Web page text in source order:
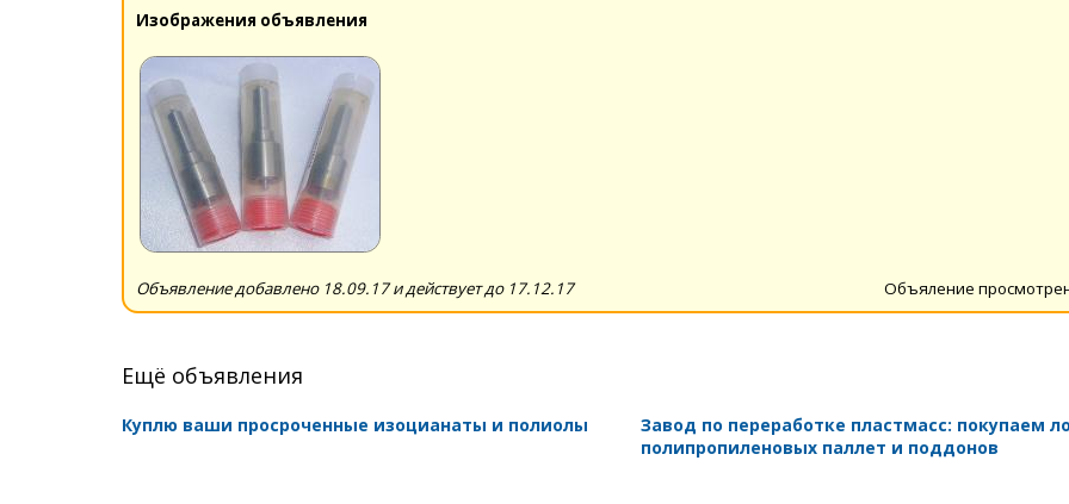
Изображения объявления
Объяление
Объявление добавлено 18.09.17 и действует до 17.12.17
Ещё объявления
Куплю ваши просроченные изоцианаты и полиолы
Завод по переработке пластмасс: покупаем
полипропиленовых паллет и поддонов